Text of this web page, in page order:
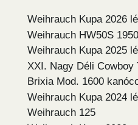
Weihrauch Kupa 2026
Weihrauch HW50S
Weihrauch Kupa 2025
XXI. Nagy Déli Cowboy
Brixia Mod. 1600
Weihrauch Kupa 2024
Weihrauch 125